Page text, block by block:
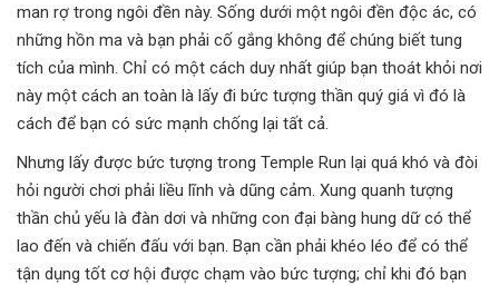
man rợ trong ngôi đền này. Sống dưới một ngôi đền độc ác, có
những hồn ma và bạn phải cố gắng không để chúng biết tung
tích của mình. Chỉ có một cách duy nhất giúp bạn thoát khỏi nơi
này một cách an toàn là lấy đi bức tượng thần quý giá vì đó là
cách để bạn có sức mạnh chống lại tất cả.
Nhưng lấy được bức tượng trong Temple Run lại quá khó và đòi
hỏi người chơi phải liều lĩnh và dũng cảm. Xung quanh tượng
thần chủ yếu là đàn dơi và những con đại bàng hung dữ có thể
lao đến và chiến đấu với bạn. Bạn cần phải khéo léo để có thể
tận dụng tốt cơ hội được chạm vào bức tượng; chỉ khi đó bạn